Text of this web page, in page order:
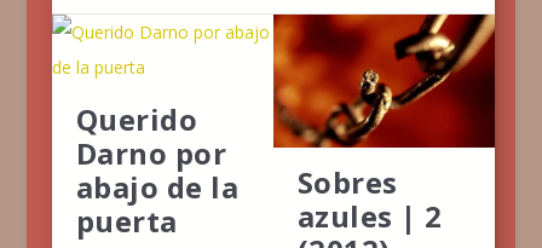
Querido
Darno por
abajo de la
puerta
Sobres
azules | 2